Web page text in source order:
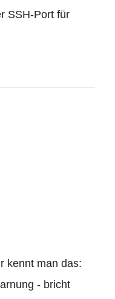
SSH-Port für
kennt man das:
- bricht